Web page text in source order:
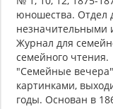
юношества. Отдел
незначительными
Журнал для
семейного чтения.
"Семейные
картинками,
годы. Основан в